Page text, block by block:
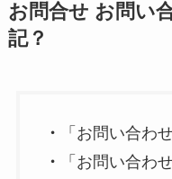
お問合せ お問い
記？
・
「お問い合わ
・
「お問い合わ